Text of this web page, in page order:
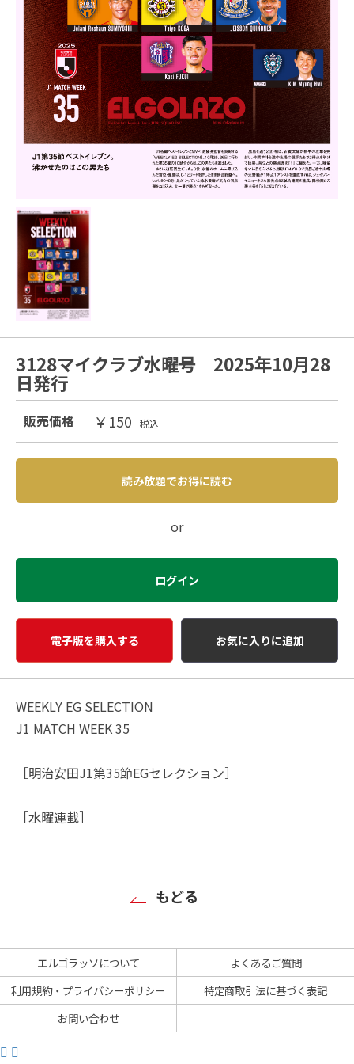
3128マイクラブ水曜号 2025年10月28
日発行
販売価格 ￥150 税込
読み放題でお得に読む
or
ログイン
電子版を購入する お気に入りに追加
WEEKLY EG SELECTION
J1 MATCH WEEK 35
［明治安田J1第35節EGセレクション］
［水曜連載］
もどる
エルゴラッソについて
よくあるご質問
利用規約・プライバシーポリシー
特定商取引法に基づく表記
お問い合わせ